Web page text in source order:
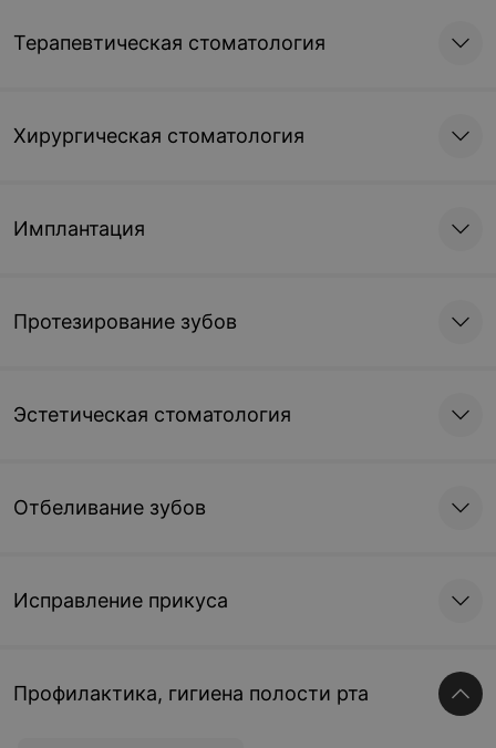
Терапевтическая стоматология
Хирургическая стоматология
Имплантация
Протезирование зубов
Эстетическая стоматология
Отбеливание зубов
Исправление прикуса
Профилактика, гигиена полости рта